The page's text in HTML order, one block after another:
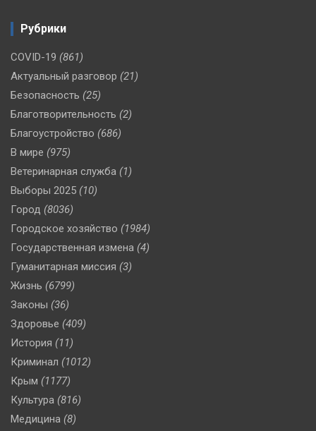
Рубрики
COVID-19 (861)
Актуальный разговор (21)
Безопасность (25)
Благотворительность (2)
Благоустройство (686)
В мире (975)
Ветеринарная служба (1)
Выборы 2025 (10)
Город (8036)
Городское хозяйство (1984)
Государственная измена (4)
Гуманитарная миссия (3)
Жизнь (6799)
Законы (36)
Здоровье (409)
История (11)
Криминал (1012)
Крым (1177)
Культура (816)
Медицина (8)